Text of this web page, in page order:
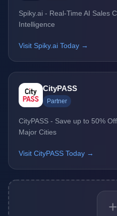
Spiky.ai - Real-Time AI Sales
Intelligence
Visit Spiky.ai Today →
CityPASS
Partner
CityPASS - Save up to 50%
Major Cities
Visit CityPASS Today →
+